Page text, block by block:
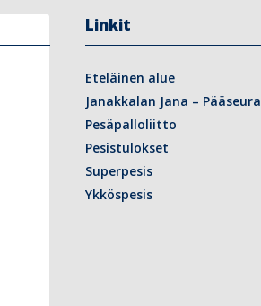
Linkit
Eteläinen alue
Janakkalan Jana – Pääseura
Pesäpalloliitto
Pesistulokset
Superpesis
Ykköspesis